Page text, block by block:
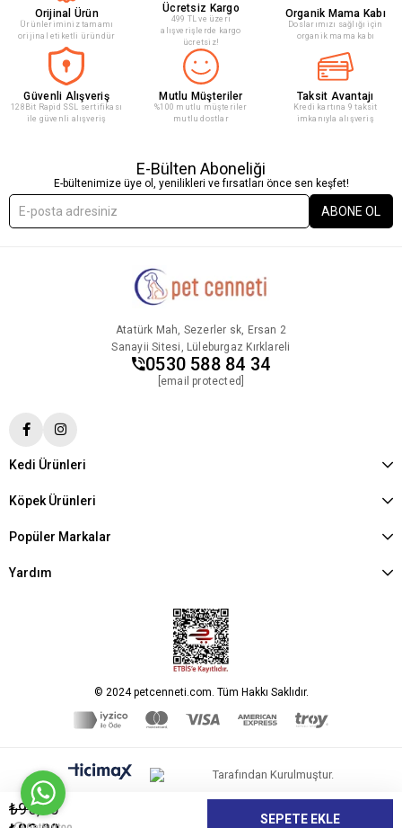
Orijinal Ürün
Ürünleriminiz tamamı
orijinal etiketli üründür
Ücretsiz Kargo
499 TL ve üzeri
alışverişlerde kargo
ücretsiz!
Organik Mama Kabı
Doslarımızı sağlığı için
organik mama kabı
Güvenli Alışveriş
128Bit Rapid SSL sertifikası
ile güvenli alışveriş
Mutlu Müşteriler
%100 mutlu müşteriler
mutlu dostlar
Taksit Avantajı
Kredi kartına 9 taksit
imkanıyla alışveriş
E-Bülten Aboneliği
E-bültenimize üye ol, yenilikleri ve fırsatları önce sen keşfet!
ABONE OL
Atatürk Mah, Sezerler sk, Ersan 2
Sanayii Sitesi, Lüleburgaz Kırklareli
0530 588 84 34
[email protected]
Kedi Ürünleri
Köpek Ürünleri
Popüler Markalar
Yardım
© 2024 petcenneti.com. Tüm Hakkı Saklıdır.
Tarafından Kurulmuştur.
₺95,45